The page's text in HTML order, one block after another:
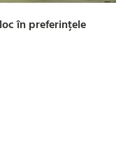
în preferințele